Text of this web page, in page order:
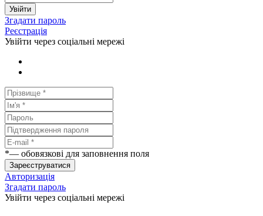
Увійти
Згадати пароль
Реєстрація
Увійти через соціальні мережі
*— обовязкові для заповнення поля
Зареєструватися
Авторизація
Згадати пароль
Увійти через соціальні мережі